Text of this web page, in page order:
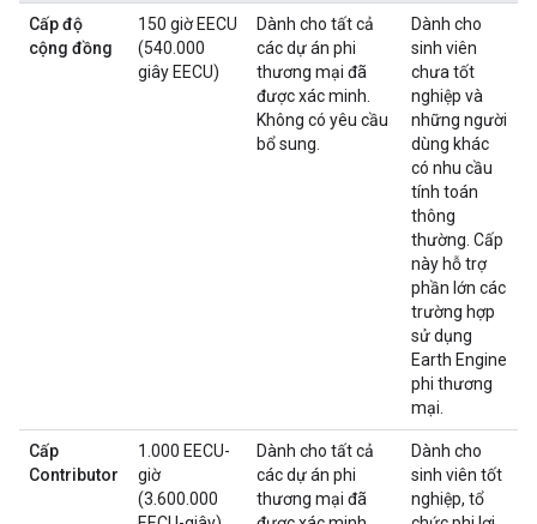
Cấp độ
cộng đồng
150 giờ EECU
(540.000
giây EECU)
Dành cho tất cả
các dự án phi
thương mại đã
được xác minh.
Không có yêu cầu
bổ sung.
Dành cho
sinh viên
chưa tốt
nghiệp và
những người
dùng khác
có nhu cầu
tính toán
thông
thường. Cấp
này hỗ trợ
phần lớn các
trường hợp
sử dụng
Earth Engine
phi thương
mại.
Cấp
Contributor
1.000 EECU-
giờ
(3.600.000
Dành cho tất cả
các dự án phi
thương mại đã
Dành cho
sinh viên tốt
nghiệp, tổ